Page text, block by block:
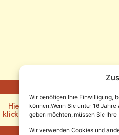
Wir benötigen Ihre Einwilligung,
können.Wenn Sie unter 16
geben möchten, müssen Sie
Wir verwenden Cookies und
Hier
klicken